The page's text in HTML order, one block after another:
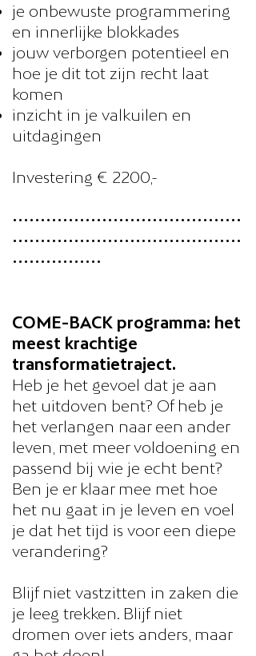
je onbewuste programmering
en innerlijke blokkades
jouw verborgen potentieel en
hoe je dit tot zijn recht laat
komen
inzicht in je valkuilen en
uitdagingen
Investering € 2200,-
•••••••••••••••••••••••••••••••••••••••••
•••••••••••••••••••••••••••••••••••••••••
••••••••••••••••
COME-BACK programma: het
meest krachtige
transformatietraject.
Heb je het gevoel dat je aan
het uitdoven bent? Of heb je
het verlangen naar een ander
leven, met meer voldoening en
passend bij wie je echt bent?
Ben je er klaar mee met hoe
het nu gaat in je leven en voel
je dat het tijd is voor een diepe
verandering?
Blijf niet vastzitten in zaken die
je leeg trekken. Blijf niet
dromen over iets anders, maar